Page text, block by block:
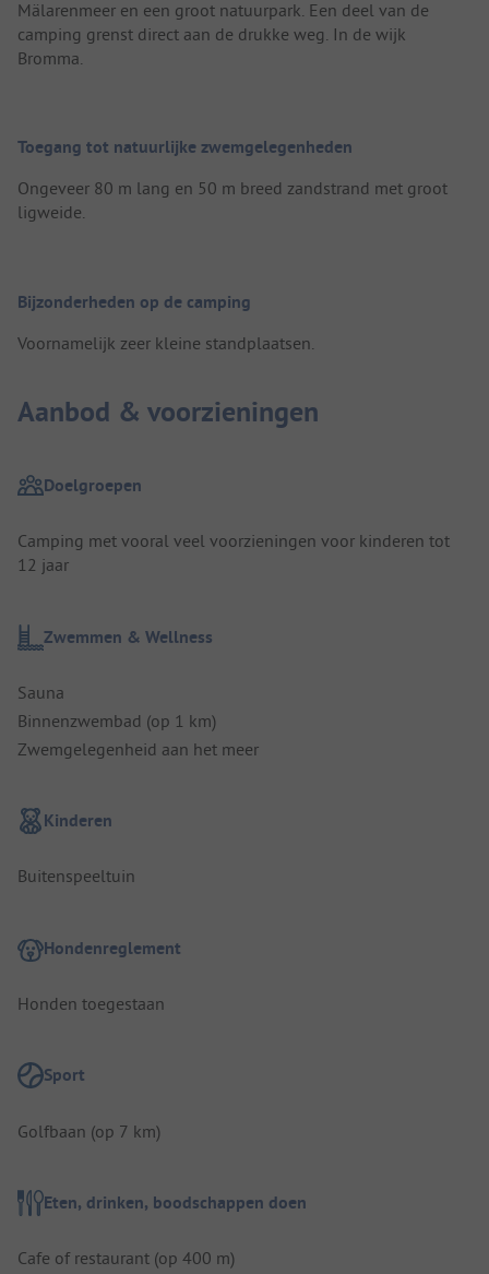
Mälarenmeer en een groot natuurpark. Een deel van de
camping grenst direct aan de drukke weg. In de wijk
Bromma.
Toegang tot natuurlijke zwemgelegenheden
Ongeveer 80 m lang en 50 m breed zandstrand met groot
ligweide.
Bijzonderheden op de camping
Voornamelijk zeer kleine standplaatsen.
Aanbod & voorzieningen
Doelgroepen
Camping met vooral veel voorzieningen voor kinderen tot
12 jaar
Zwemmen & Wellness
Sauna
Binnenzwembad (op 1 km)
Zwemgelegenheid aan het meer
Kinderen
Buitenspeeltuin
Hondenreglement
Honden toegestaan
Sport
Golfbaan (op 7 km)
Eten, drinken, boodschappen doen
Cafe of restaurant (op 400 m)